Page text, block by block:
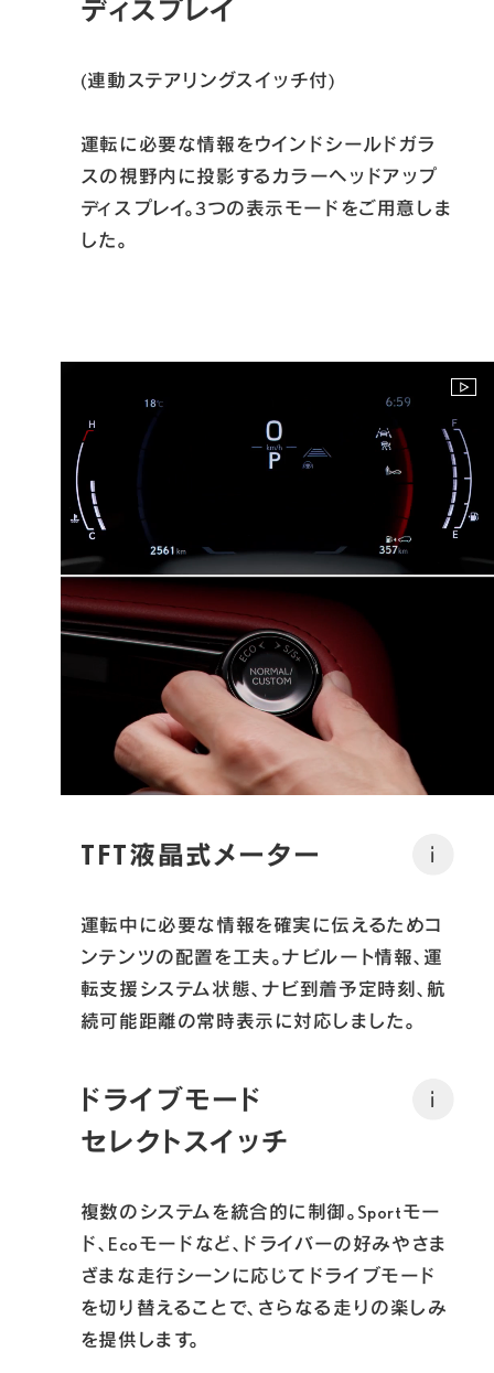
ディスプレイ
(連動ステアリングスイッチ付)
運転に必要な情報をウインドシールドガラ
スの視野内に投影するカラーヘッドアップ
ディスプレイ。3つの表示モードをご用意しま
した。
TFT液晶式メーター i
運転中に必要な情報を確実に伝えるためコ
ンテンツの配置を工夫。ナビルート情報、運
転支援システム状態、ナビ到着予定時刻、航
続可能距離の常時表示に対応しました。
ドライブモード
セレクトスイッチ
i
複数のシステムを統合的に制御。Sportモー
ド、Ecoモードなど、ドライバーの好みやさま
ざまな走行シーンに応じてドライブモード
を切り替えることで、さらなる走りの楽しみ
を提供します。